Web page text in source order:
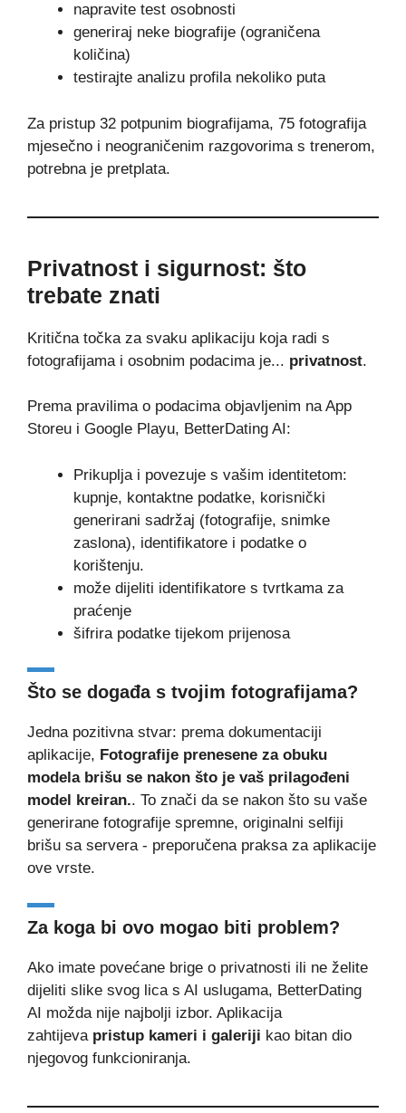
napravite test osobnosti
generiraj neke biografije (ograničena
količina)
testirajte analizu profila nekoliko puta
Za pristup 32 potpunim biografijama, 75 fotografija
mjesečno i neograničenim razgovorima s trenerom,
potrebna je pretplata.
Privatnost i sigurnost: što
trebate znati
Kritična točka za svaku aplikaciju koja radi s
fotografijama i osobnim podacima je... privatnost.
Prema pravilima o podacima objavljenim na App
Storeu i Google Playu, BetterDating AI:
Prikuplja i povezuje s vašim identitetom:
kupnje, kontaktne podatke, korisnički
generirani sadržaj (fotografije, snimke
zaslona), identifikatore i podatke o
korištenju.
može dijeliti identifikatore s tvrtkama za
praćenje
šifrira podatke tijekom prijenosa
Što se događa s tvojim fotografijama?
Jedna pozitivna stvar: prema dokumentaciji
aplikacije, Fotografije prenesene za obuku
modela brišu se nakon što je vaš prilagođeni
model kreiran.. To znači da se nakon što su vaše
generirane fotografije spremne, originalni selfiji
brišu sa servera - preporučena praksa za aplikacije
ove vrste.
Za koga bi ovo mogao biti problem?
Ako imate povećane brige o privatnosti ili ne želite
dijeliti slike svog lica s AI uslugama, BetterDating
AI možda nije najbolji izbor. Aplikacija
zahtijeva pristup kameri i galeriji kao bitan dio
njegovog funkcioniranja.